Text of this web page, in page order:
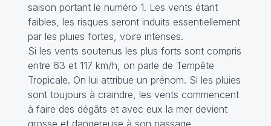
saison portant le numéro 1. Les vents étant
faibles, les risques seront induits essentiellement
par les pluies fortes, voire intenses.
Si les vents soutenus les plus forts sont compris
entre 63 et 117 km/h, on parle de Tempête
Tropicale. On lui attribue un prénom. Si les pluies
sont toujours à craindre, les vents commencent
à faire des dégâts et avec eux la mer devient